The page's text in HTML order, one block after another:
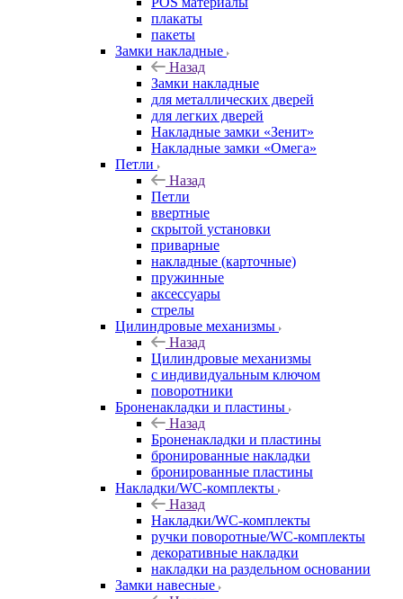
плакаты
пакеты
Замки накладные
Назад
Замки накладные
для металлических дверей
для легких дверей
Накладные замки «Зенит»
Накладные замки «Омега»
Петли
Назад
Петли
ввертные
скрытой установки
приварные
накладные (карточные)
пружинные
аксессуары
стрелы
Цилиндровые механизмы
Назад
Цилиндровые механизмы
с индивидуальным ключом
поворотники
Броненакладки и пластины
Назад
Броненакладки и пластины
бронированные накладки
бронированные пластины
Накладки/WC-комплекты
Назад
Накладки/WC-комплекты
ручки поворотные/WC-комплекты
декоративные накладки
накладки на раздельном основании
Замки навесные